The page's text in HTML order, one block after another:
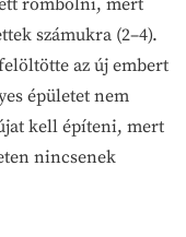
rombolni, mert
számukra (2–4).
az új embert
épületet nem
kell építeni, mert
nincsenek